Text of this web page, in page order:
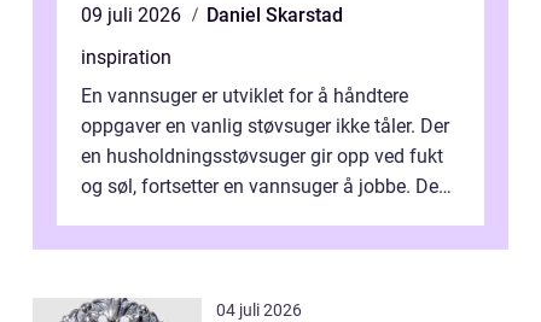
09 juli 2026
Daniel Skarstad
inspiration
En vannsuger er utviklet for å håndtere
oppgaver en vanlig støvsuger ikke tåler. Der
en husholdningsstøvsuger gir opp ved fukt
og søl, fortsetter en vannsuger å jobbe. Den
04 juli 2026